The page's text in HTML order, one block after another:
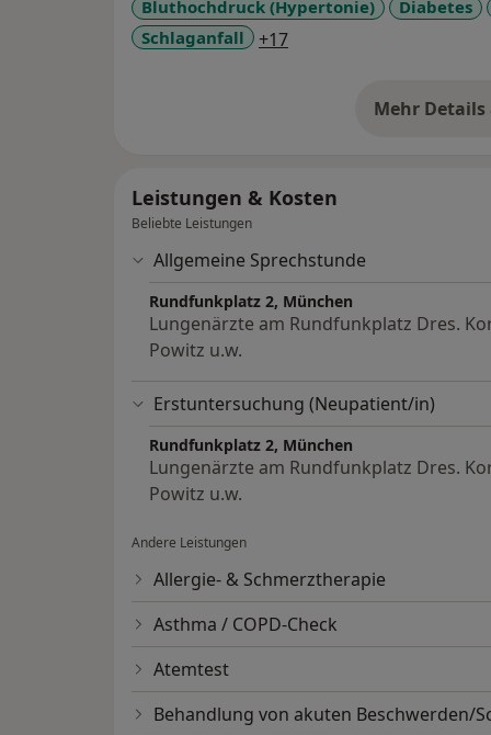
- Bildgebung
- Labor
Bluthochdruck (Hypertonie) Diabetes
Schlaganfall
+17a11y_sr_more_diseases
Mehr Details
Leistungen & Kosten
Beliebte Leistungen
Allgemeine Sprechstunde
Rundfunkplatz 2, München
Lungenärzte am Rundfunkplatz Dres.
Powitz u.w.
Erstuntersuchung (Neupatient/in)
Rundfunkplatz 2, München
Lungenärzte am Rundfunkplatz Dres.
Powitz u.w.
Andere Leistungen
Allergie- & Schmerztherapie
Asthma / COPD-Check
Atemtest
Behandlung von akuten Beschwerden/